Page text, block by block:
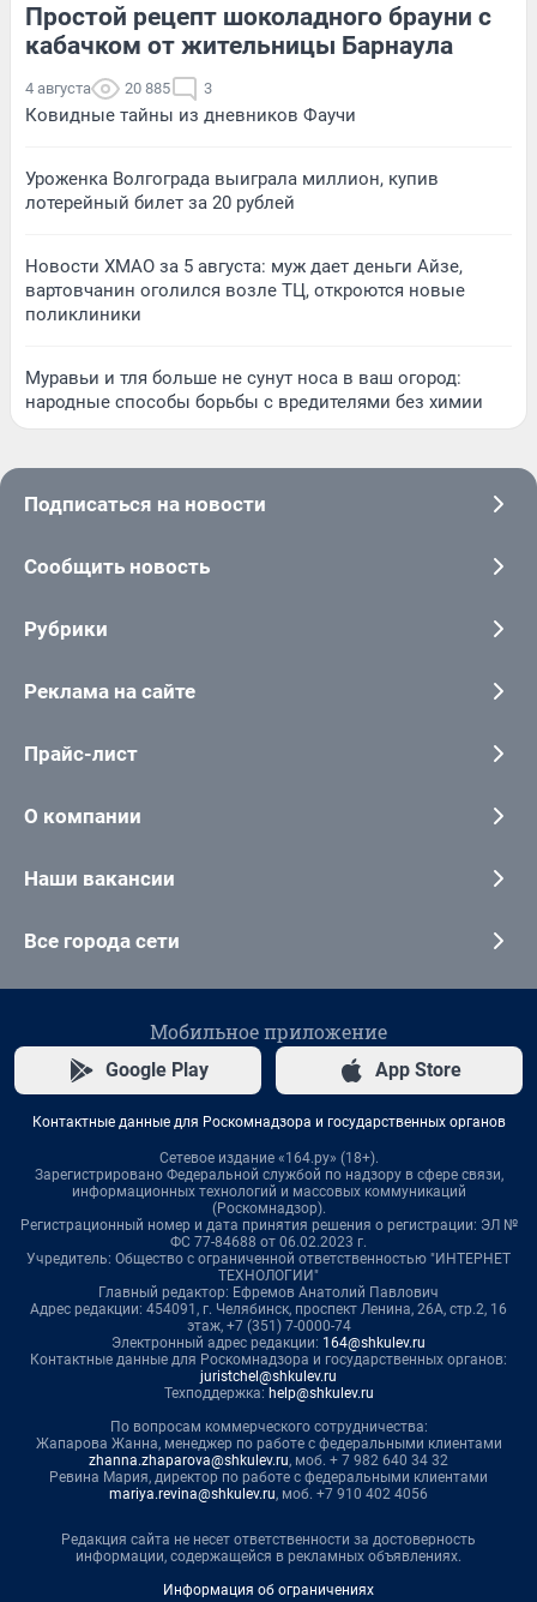
Простой рецепт шоколадного брауни с
кабачком от жительницы Барнаула
4 августа 20 885 3
Ковидные тайны из дневников Фаучи
Уроженка Волгограда выиграла миллион, купив
лотерейный билет за 20 рублей
Новости ХМАО за 5 августа: муж дает деньги Айзе,
вартовчанин оголился возле ТЦ, откроются новые
поликлиники
Муравьи и тля больше не сунут носа в ваш огород:
народные способы борьбы с вредителями без химии
Подписаться на новости
Сообщить новость
Рубрики
Реклама на сайте
Прайс-лист
О компании
Наши вакансии
Все города сети
Мобильное приложение
Google Play App Store
Контактные данные для Роскомнадзора и государственных органов
Сетевое издание «164.ру» (18+).
Зарегистрировано Федеральной службой по надзору в сфере связи,
информационных технологий и массовых коммуникаций
(Роскомнадзор).
Регистрационный номер и дата принятия решения о регистрации: ЭЛ №
ФС 77-84688 от 06.02.2023 г.
Учредитель: Общество с ограниченной ответственностью "ИНТЕРНЕТ
ТЕХНОЛОГИИ"
Главный редактор: Ефремов Анатолий Павлович
Адрес редакции: 454091, г. Челябинск, проспект Ленина, 26А, стр.2, 16
этаж, +7 (351) 7-0000-74
Электронный адрес редакции: 164@shkulev.ru
Контактные данные для Роскомнадзора и государственных органов:
juristchel@shkulev.ru
Техподдержка: help@shkulev.ru
По вопросам коммерческого сотрудничества:
Жапарова Жанна, менеджер по работе с федеральными клиентами
zhanna.zhaparova@shkulev.ru, моб. + 7 982 640 34 32
Ревина Мария, директор по работе с федеральными клиентами
mariya.revina@shkulev.ru, моб. +7 910 402 4056
Редакция сайта не несет ответственности за достоверность
информации, содержащейся в рекламных объявлениях.
Информация об ограничениях